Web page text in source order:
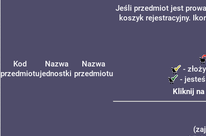
Kod
przedmiotu
Nazwa
jednostki
Nazwa
przedmiotu
Jeśli przedmiot jest
koszyk rejestracyjny.
-
-
Kliknij